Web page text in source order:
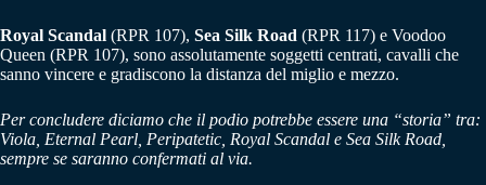
Royal Scandal (RPR 107), Sea Silk Road (RPR 117) e Voodoo
Queen (RPR 107), sono assolutamente soggetti centrati, cavalli che
sanno vincere e gradiscono la distanza del miglio e mezzo.
Per concludere diciamo che il podio potrebbe essere una “storia” tra:
Viola, Eternal Pearl, Peripatetic, Royal Scandal e Sea Silk Road,
sempre se saranno confermati al via.